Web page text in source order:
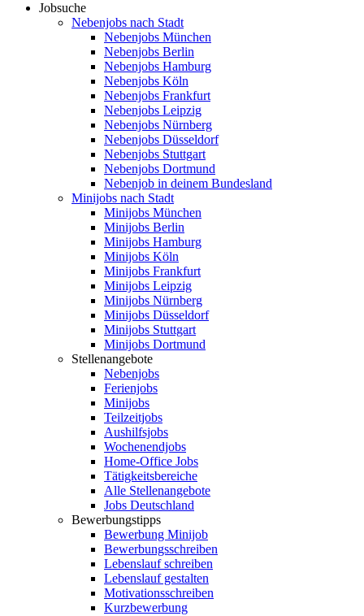
Jobsuche
Nebenjobs nach Stadt
Nebenjobs München
Nebenjobs Berlin
Nebenjobs Hamburg
Nebenjobs Köln
Nebenjobs Frankfurt
Nebenjobs Leipzig
Nebenjobs Nürnberg
Nebenjobs Düsseldorf
Nebenjobs Stuttgart
Nebenjobs Dortmund
Nebenjob in deinem Bundesland
Minijobs nach Stadt
Minijobs München
Minijobs Berlin
Minijobs Hamburg
Minijobs Köln
Minijobs Frankfurt
Minijobs Leipzig
Minijobs Nürnberg
Minijobs Düsseldorf
Minijobs Stuttgart
Minijobs Dortmund
Stellenangebote
Nebenjobs
Ferienjobs
Minijobs
Teilzeitjobs
Aushilfsjobs
Wochenendjobs
Home-Office Jobs
Tätigkeitsbereiche
Alle Stellenangebote
Jobs Deutschland
Bewerbungstipps
Bewerbung Minijob
Bewerbungsschreiben
Lebenslauf schreiben
Lebenslauf gestalten
Motivationsschreiben
Kurzbewerbung